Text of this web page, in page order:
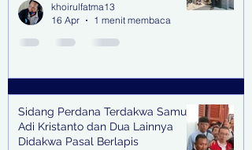
khoirulfatma13
16 Apr
1 menit membaca
Sidang Perdana Terdakwa Samuel
Adi Kristanto dan Dua Lainnya
Didakwa Pasal Berlapis